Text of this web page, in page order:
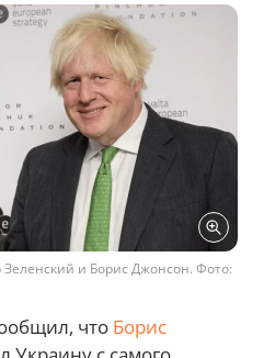
и Борис Джонсон. Фото:
что Борис